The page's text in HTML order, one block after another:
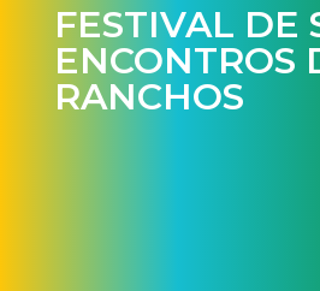
FESTIVAL DE
ENCONTROS
RANCHOS